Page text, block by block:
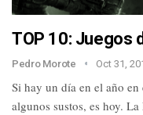
TOP 10: Juegos
Pedro Morote Oct 31,
Si hay un día en el año
algunos sustos, es hoy.